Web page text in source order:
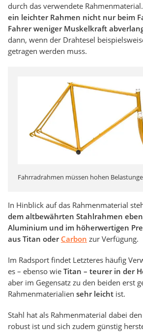
durch das verwendete
ein leichter Rahmen nicht nur beim
Fahrer weniger Muskelkraft
dann, wenn der Drahtesel
getragen werden muss.
Fahrradrahmen müssen hohen
In Hinblick auf das Rahmenmaterial
dem altbewährten Stahlrahmen
Aluminium und im höherwertigen
aus Titan oder Carbon zur Verfügung.
Im Radsport findet Letzteres häufig
es – ebenso wie Titan – teurer in der
aber im Gegensatz zu den beiden erst
Rahmenmaterialien sehr leicht ist.
Stahl hat als Rahmenmaterial dabei
robust ist und sich zudem günstig